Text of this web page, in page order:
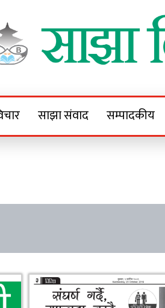
साझा संवाद सम्पादकीय